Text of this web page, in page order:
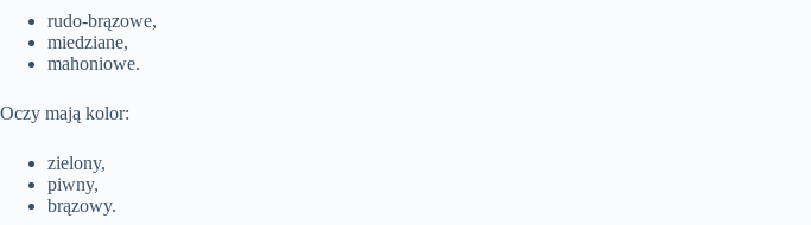
rudo-brązowe,
miedziane,
mahoniowe.
Oczy mają kolor:
zielony,
piwny,
brązowy.